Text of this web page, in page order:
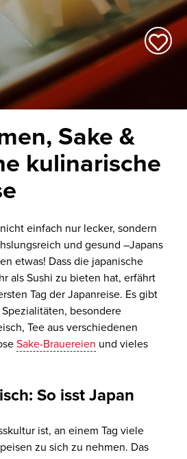
Sake &
kulinarische
einfach nur lecker, sondern
und gesund –Japans
etwas! Dass die japanische
als Sushi zu bieten hat, erfährt
Tag der Japanreise. Es gibt
besondere
Tee aus verschiedenen
Sake-Brauereien und vieles
So isst Japan
ist, an einem Tag viele
zu sich zu nehmen. Das